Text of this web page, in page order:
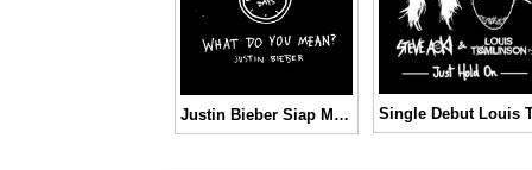
Justin Bieber Siap Merilis Single “What Do You Mean” pada Bulan Agustus